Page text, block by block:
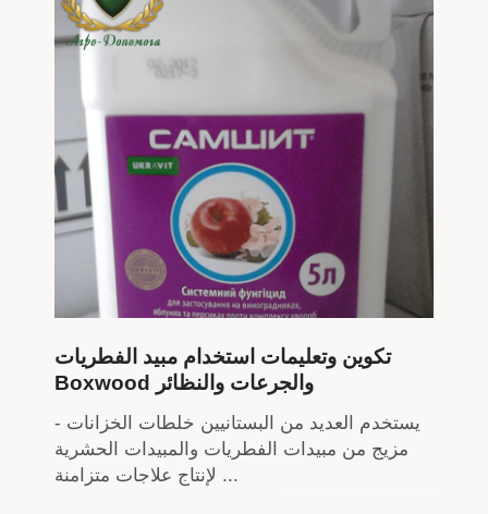
تكوين وتعليمات استخدام مبيد الفطريات
Boxwood والجرعات والنظائر
يستخدم العديد من البستانيين خلطات الخزانات -
مزيج من مبيدات الفطريات والمبيدات الحشرية
لإنتاج علاجات متزامنة ...